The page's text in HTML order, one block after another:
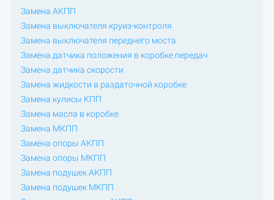
Замена АКПП
Замена выключателя круиз-контроля
Замена выключателя переднего моста
Замена датчика положения в коробке передач
Замена датчика скорости
Замена жидкости в раздаточной коробке
Замена кулисы КПП
Замена масла в коробке
Замена МКПП
Замена опоры АКПП
Замена опоры МКПП
Замена подушек АКПП
Замена подушек МКПП